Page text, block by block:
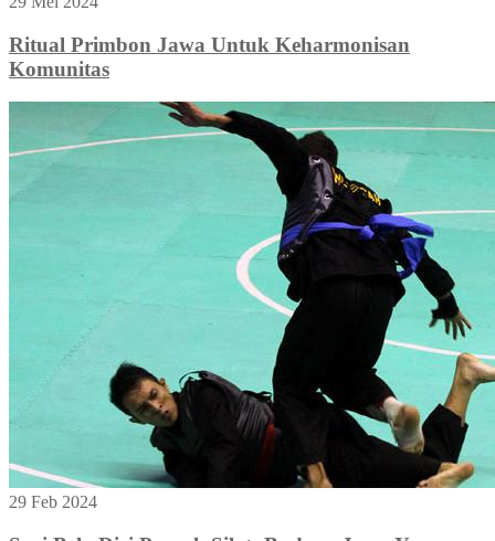
Ritual Primbon Jawa Untuk Keharmonisan
Komunitas
29 Feb 2024